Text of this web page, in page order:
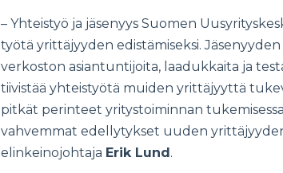
– Yhteistyö ja jäsenyys Suomen
työtä yrittäjyyden edistämiseksi.
verkoston asiantuntijoita, laadukkaita ja
tiivistää yhteistyötä muiden yrittäjyyttä
pitkät perinteet yritystoiminnan
vahvemmat edellytykset uuden
elinkeinojohtaja Erik Lund.